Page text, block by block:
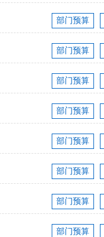
部门预算
部门预算
部门预算
部门预算
部门预算
部门预算
部门预算
部门预算